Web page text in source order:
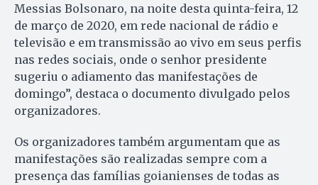
Messias Bolsonaro, na noite desta quinta-feira, 12
de março de 2020, em rede nacional de rádio e
televisão e em transmissão ao vivo em seus perfis
nas redes sociais, onde o senhor presidente
sugeriu o adiamento das manifestações de
domingo”, destaca o documento divulgado pelos
organizadores.
Os organizadores também argumentam que as
manifestações são realizadas sempre com a
presença das famílias goianienses de todas as